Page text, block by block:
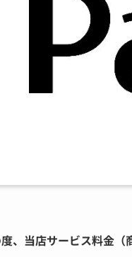
、当店サービス料金（